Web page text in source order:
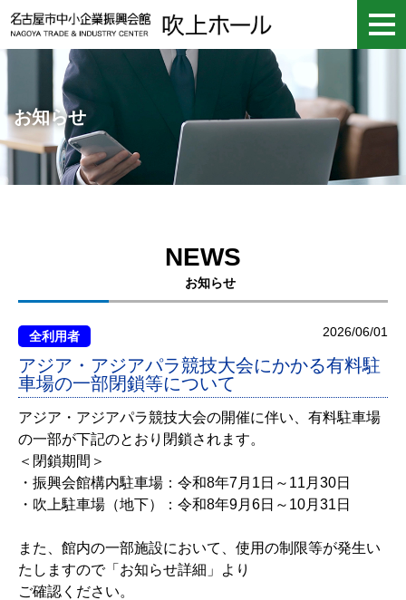
お知らせ
NEWS
お知らせ
全利用者 2026/06/01
アジア・アジアパラ競技大会にかかる有料駐
車場の一部閉鎖等について
アジア・アジアパラ競技大会の開催に伴い、有料駐車場
の一部が下記のとおり閉鎖されます。
＜閉鎖期間＞
・振興会館構内駐車場：令和8年7月1日～11月30日
・吹上駐車場（地下）：令和8年9月6日～10月31日
また、館内の一部施設において、使用の制限等が発生い
たしますので「お知らせ詳細」より
ご確認ください。